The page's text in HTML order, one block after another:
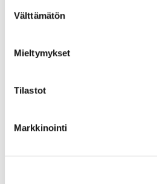
valinta
Välttämätön
Mieltymykset
Tilastot
Markkinointi
ETERNA-008